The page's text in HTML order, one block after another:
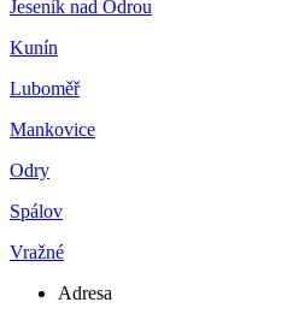
Jeseník nad Odrou
Kunín
Luboměř
Mankovice
Odry
Spálov
Vražné
Adresa